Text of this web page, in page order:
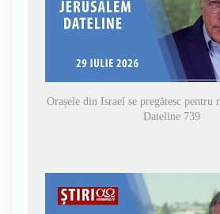
Orașele din Israel se pregătesc pentru
Dateline 739